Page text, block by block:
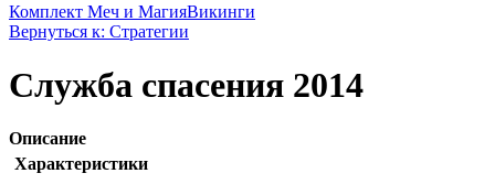
Комплект Меч и МагияВикинги
Вернуться к: Стратегии
Служба спасения 2014
Описание
Характеристики